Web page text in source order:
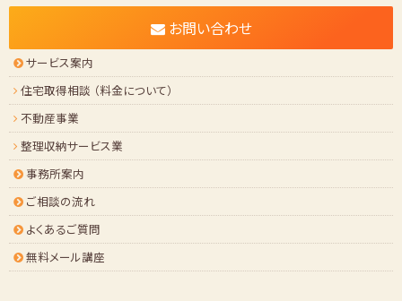
お問い合わせ
サービス案内
住宅取得相談 （料金について）
不動産事業
整理収納サービス業
事務所案内
ご相談の流れ
よくあるご質問
無料メール講座